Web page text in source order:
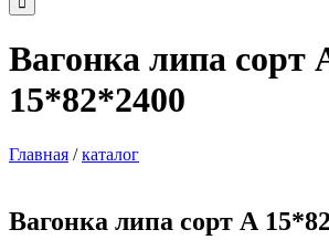
Вагонка липа сорт
15*82*2400
Главная /каталог
Вагонка липа сорт А